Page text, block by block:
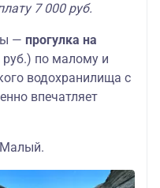
7 000 руб.
— прогулка на
руб.) по малому и
водохранилища с
впечатляет
Малый.